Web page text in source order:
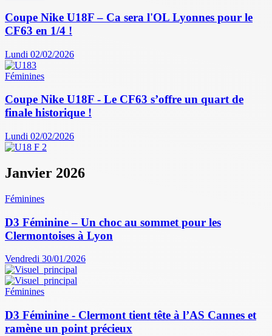
Coupe Nike U18F – Ca sera l'OL Lyonnes pour le
CF63 en 1/4 !
Lundi 02/02/2026
Féminines
Coupe Nike U18F - Le CF63 s’offre un quart de
finale historique !
Lundi 02/02/2026
Janvier 2026
Féminines
D3 Féminine – Un choc au sommet pour les
Clermontoises à Lyon
Vendredi 30/01/2026
Féminines
D3 Féminine - Clermont tient tête à l’AS Cannes et
ramène un point précieux